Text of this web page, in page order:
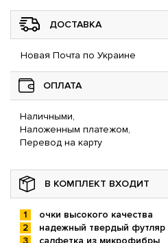
ДОСТАВКА
Новая Почта по Украине
ОПЛАТА
Наличными,
Наложенным платежом,
Перевод на карту
В КОМПЛЕКТ ВХОДИТ
очки высокого качества
надежный твердый футляр
салфетка из микрофибры